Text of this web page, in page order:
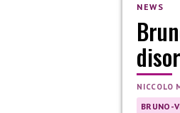
NEWS
NICCOLO
BRUNO-